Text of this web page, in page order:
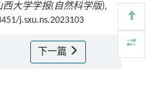
西大学学报(自然科学版),
j.sxu.ns.2023103
下一篇